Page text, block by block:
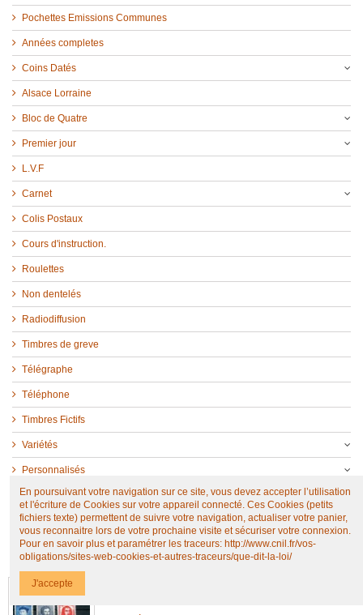
Pochettes Emissions Communes
Années completes
Coins Datés
Alsace Lorraine
Bloc de Quatre
Premier jour
L.V.F
Carnet
Colis Postaux
Cours d'instruction.
Roulettes
Non dentelés
Radiodiffusion
Timbres de greve
Télégraphe
Téléphone
Timbres Fictifs
Variétés
Personnalisés
Trésors de la philatélie
NOUVEAUX PRODUITS
En poursuivant votre navigation sur ce site, vous devez accepter l’utilisation
et l'écriture de Cookies sur votre appareil connecté. Ces Cookies (petits
fichiers texte) permettent de suivre votre navigation, actualiser votre panier,
vous reconnaitre lors de votre prochaine visite et sécuriser votre connexion.
Pour en savoir plus et paramétrer les traceurs: http://www.cnil.fr/vos-
obligations/sites-web-cookies-et-autres-traceurs/que-dit-la-loi/
J'accepte